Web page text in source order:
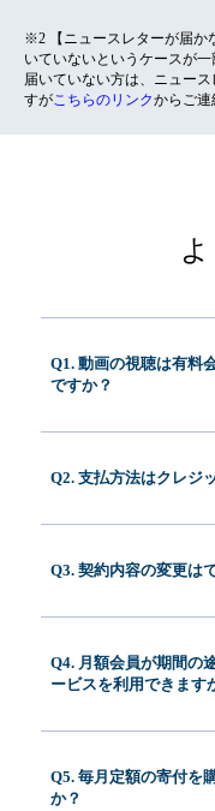
※2 【ニュースレターが届か
いていないというケースが一
届いていない方は、ニュー
すがこちらのリンクからご連
Q1. 動画の視聴は有料
ですか？
Q2. 支払方法はクレジ
Q3. 契約内容の変更は
Q4. 月額会員が期間の
ービスを利用できます
Q5. 毎月定額の寄付を
か？